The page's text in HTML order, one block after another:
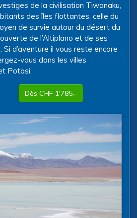
de la civilisation Tiwanaku,
des îles flottantes, celle du
de survie autour du désert du
de l’Altiplano et de ses
d’aventure il vous reste encore
vous dans les villes
Potosi.
Dès CHF 1'785.–